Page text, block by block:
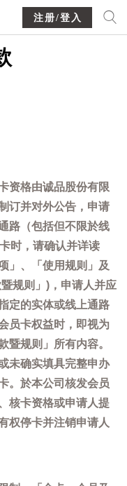
注册/登入
资格由诚品股份有限
订并对外公告，申请
路（包括但不限於线
时，请确认并详读
」、「使用规则」及
规则」)，申请人并应
定的实体或线上通路
员卡权益时，即视为
暨规则」所有内容。
未确实填具完整申办
。於本公司核发会员
核卡资格或申请人提
权停卡并注销申请人